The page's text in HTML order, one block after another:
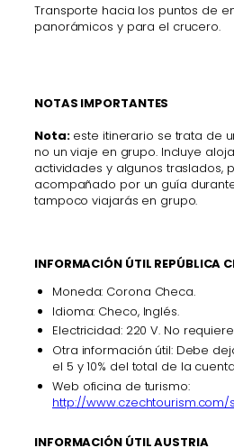
Transporte hacia los puntos de
panorámicos y para el crucero.
NOTAS IMPORTANTES
Nota:este itinerario se trata de
no un viaje en grupo. Incluye
actividades y algunos traslados,
acompañado por un guía
tampoco viajarás en grupo.
INFORMACIÓN ÚTIL REPÚBLICA
Moneda: Corona Checa.
Idioma: Checo, Inglés.
Electricidad: 220 V. No
Otra información útil: Debe
el 5 y 10% del total de la
Web oficina de turismo:
http://
INFORMACIÓN ÚTIL AUSTRIA